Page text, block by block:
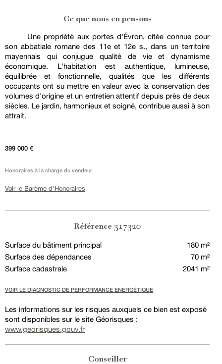
Ce que nous en pensons
Une propriété aux portes d'Évron, citée connue pour
son abbatiale romane des 11e et 12e s., dans un territoire
mayennais qui conjugue qualité de vie et dynamisme
économique. L'habitation est authentique, lumineuse,
équilibrée et fonctionnelle, qualités que les différents
occupants ont su mettre en valeur avec la conservation des
volumes d'origine et un entretien attentif depuis près de deux
siècles. Le jardin, harmonieux et soigné, contribue aussi à son
attrait.
399 000 €
Honoraires à la charge du vendeur
Voir le Barème d'Honoraires
Référence 317320
Surface du bâtiment principal
180 m²
Surface des dépendances
70 m²
Surface cadastrale
2041 m²
VOIR LE DIAGNOSTIC DE PERFORMANCE ENERGÉTIQUE
Les informations sur les risques auxquels ce bien est exposé
sont disponibles sur le site Géorisques :
www.georisques.gouv.fr
Conseiller